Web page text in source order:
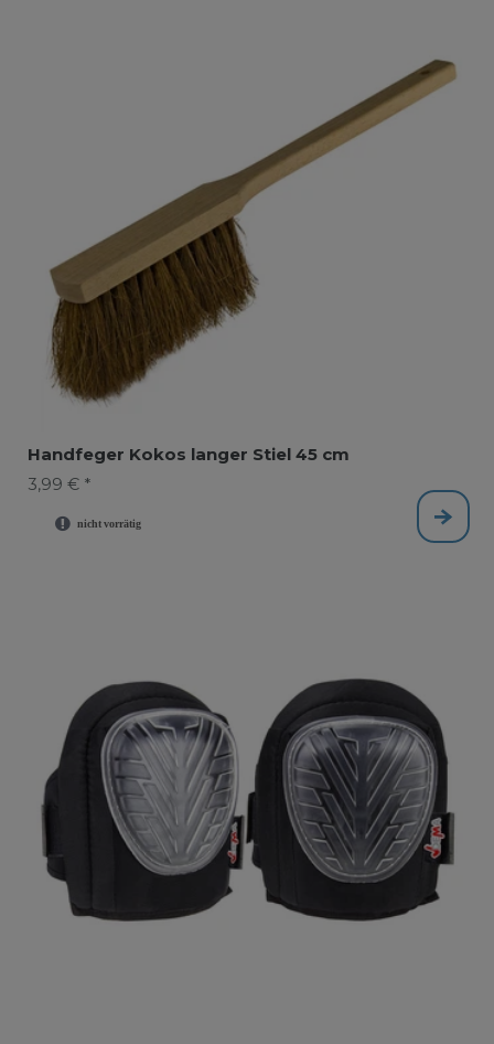
Handfeger Kokos langer Stiel 45 cm
3,99 € *